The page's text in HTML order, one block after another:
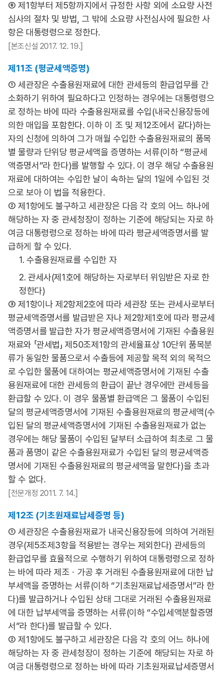
⑥ 제1항부터 제5항까지에서 규정한 사항 외에 소요량 사전
심사의 절차 및 방법, 그 밖에 소요량 사전심사에 필요한 사
항은 대통령령으로 정한다.
[본조신설 2017. 12. 19.]
제11조 (평균세액증명)
① 세관장은 수출용원재료에 대한 관세등의 환급업무를 간
소화하기 위하여 필요하다고 인정하는 경우에는 대통령령으
로 정하는 바에 따라 수출용원재료를 수입(내국신용장등에
의한 매입을 포함한다. 이하 이 조 및 제12조에서 같다)하는
자의 신청에 의하여 그가 매월 수입한 수출용원재료의 품목
별 물량과 단위당 평균세액을 증명하는 서류(이하 “평균세
액증명서”라 한다)를 발행할 수 있다. 이 경우 해당 수출용원
재료에 대하여는 수입한 날이 속하는 달의 1일에 수입된 것
으로 보아 이 법을 적용한다.
② 제1항에도 불구하고 세관장은 다음 각 호의 어느 하나에
해당하는 자 중 관세청장이 정하는 기준에 해당되는 자로 하
여금 대통령령으로 정하는 바에 따라 평균세액증명서를 발
급하게 할 수 있다.
1. 수출용원재료를 수입한 자
2. 관세사(제1호에 해당하는 자로부터 위임받은 자로 한
정한다)
③ 제1항이나 제2항제2호에 따라 세관장 또는 관세사로부터
평균세액증명서를 발급받은 자나 제2항제1호에 따라 평균세
액증명서를 발급한 자가 평균세액증명서에 기재된 수출용원
재료와 「관세법」 제50조제1항의 관세율표상 10단위 품목분
류가 동일한 물품으로서 수출등에 제공할 목적 외의 목적으
로 수입한 물품에 대하여는 평균세액증명서에 기재된 수출
용원재료에 대한 관세등의 환급이 끝난 경우에만 관세등을
환급할 수 있다. 이 경우 물품별 환급액은 그 물품이 수입된
달의 평균세액증명서에 기재된 수출용원재료의 평균세액(수
입된 달의 평균세액증명서에 기재된 수출용원재료가 없는
경우에는 해당 물품이 수입된 달부터 소급하여 최초로 그 물
품과 품명이 같은 수출용원재료가 수입된 달의 평균세액증
명서에 기재된 수출용원재료의 평균세액을 말한다)을 초과
할 수 없다.
[전문개정 2011. 7. 14.]
제12조 (기초원재료납세증명 등)
① 세관장은 수출용원재료가 내국신용장등에 의하여 거래된
경우(제5조제3항을 적용받는 경우는 제외한다) 관세등의
환급업무를 효율적으로 수행하기 위하여 대통령령으로 정하
는 바에 따라 제조ㆍ가공 후 거래된 수출용원재료에 대한 납
부세액을 증명하는 서류(이하 “기초원재료납세증명서”라 한
다)를 발급하거나 수입된 상태 그대로 거래된 수출용원재료
에 대한 납부세액을 증명하는 서류(이하 “수입세액분할증명
서”라 한다)를 발급할 수 있다.
② 제1항에도 불구하고 세관장은 다음 각 호의 어느 하나에
해당하는 자 중 관세청장이 정하는 기준에 해당되는 자로 하
여금 대통령령으로 정하는 바에 따라 기초원재료납세증명서